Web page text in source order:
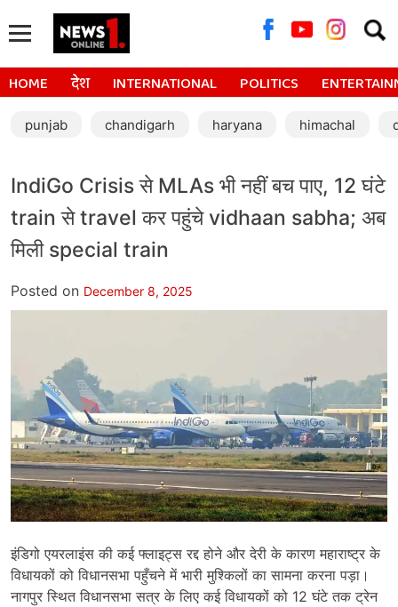
for:
HOME देश INTERNATIONAL POLITICS
punjab chandigarh haryana himachal
IndiGo Crisis से MLAs भी नहीं बच पाए, 12 घंटे
train से travel कर पहुंचे vidhaan sabha; अब
मिली special train
Posted on December 8, 2025
इंडिगो एयरलाइंस की कई फ्लाइट्स रद्द होने और देरी के कारण महाराष्ट्र के
विधायकों को विधानसभा पहुँचने में भारी मुश्किलों का सामना करना पड़ा।
नागपुर स्थित विधानसभा सत्र के लिए कई विधायकों को 12 घंटे तक ट्रेन